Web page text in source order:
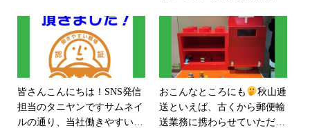
っぱりカッコよかった私も今
の道をトコトン極めていきた
い#こもれび#陶芸家#フクオ
カタカヤ#個展#磁器#注器#コ
ーヒーカップ#真実とは何か#
世界の人々をつなげる#笑顔
の輪をひろげる
皆さんこんにちは！SNS発信
担当のタニヤンですサムネイ
ルの通り、当社働きやすい職
お こんなところにも
秋山逓
送といえば、古くから郵便輸
送業務に携わらせていただい